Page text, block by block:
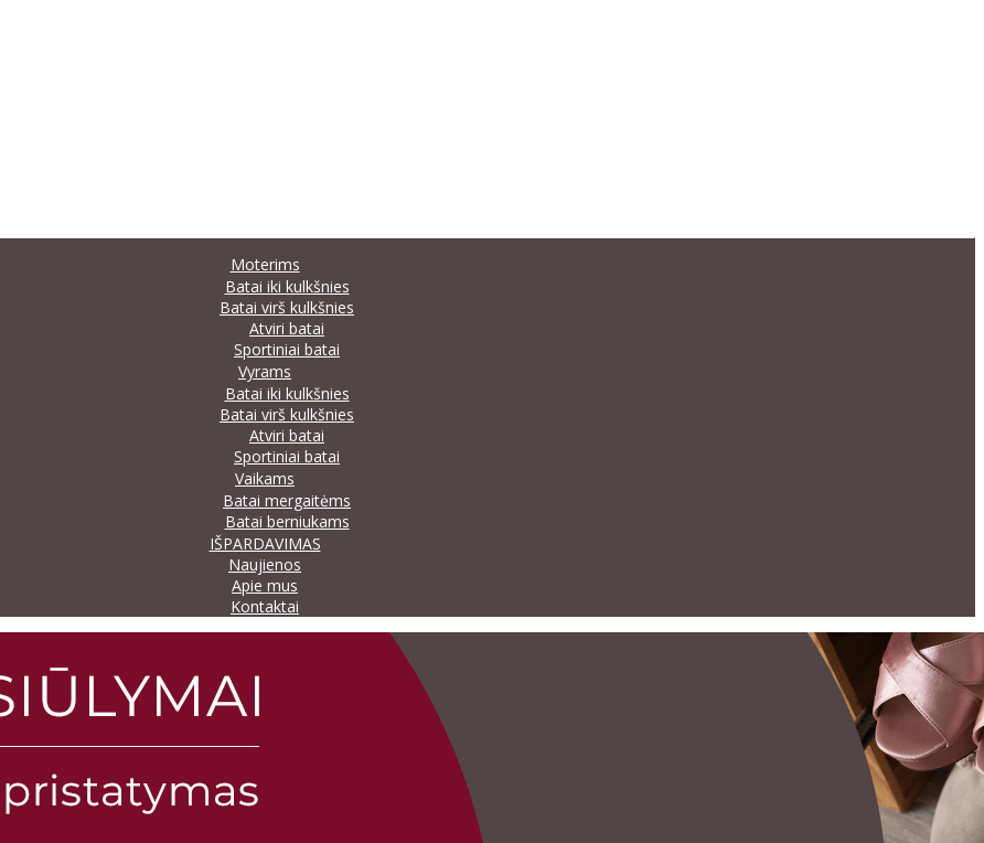
Moterims
Batai iki kulkšnies
Batai virš kulkšnies
Atviri batai
Sportiniai batai
Vyrams
Batai iki kulkšnies
Batai virš kulkšnies
Atviri batai
Sportiniai batai
Vaikams
Batai mergaitėms
Batai berniukams
IŠPARDAVIMAS
Naujienos
Apie mus
Kontaktai